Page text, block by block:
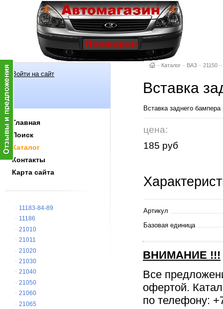
Войти на сайт
Главная
Поиск
Каталог
Контакты
Карта сайта
11183-84-89
11186
21010
21011
21020
21030
21040
21050
21060
21065
– Каталог – ВАЗ – 21150 –
Вставка
Вставка заднего
цена:
185 руб
Артикул
Базовая единица
ВНИМАНИЕ !!!
Все
офертой.
по телефону: